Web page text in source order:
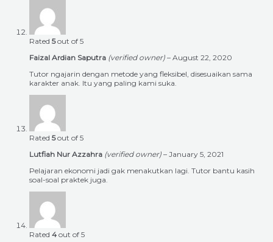
Rated 5out of 5
Faizal Ardian Saputra (verified owner) – August 22, 2020
Tutor ngajarin dengan metode yang fleksibel, disesuaikan sama
karakter anak. Itu yang paling kami suka.
Rated 5out of 5
Lutfiah Nur Azzahra (verified owner) – January 5, 2021
Pelajaran ekonomi jadi gak menakutkan lagi. Tutor bantu kasih
soal-soal praktek juga.
Rated 4 out of 5